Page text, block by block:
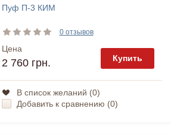
Пуф П-3 КИМ
0 отзывов
Цена
2 760 грн. Купить
В список желаний (0)
Добавить к сравнению (0)